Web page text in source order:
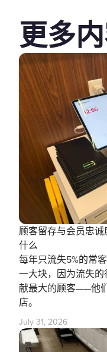
更多
顾客留存与会员忠
什么
每年只流失5%的常
一大块，因为流失
献最大的顾客——他
店。
July 31, 2026